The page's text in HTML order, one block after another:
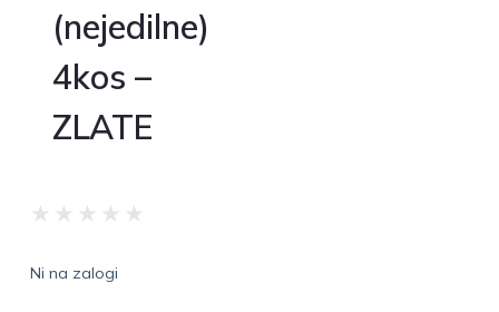
(nejedilne)
4kos –
ZLATE
★ ★ ★ ★ ★
Ni na zalogi